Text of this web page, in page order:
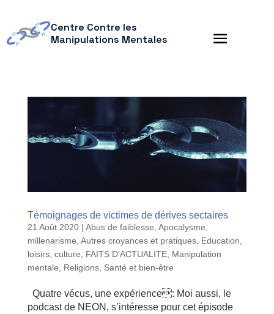
Centre Contre les
Manipulations Mentales
Témoignages de victimes de dérives sectaires
21 Août 2020| Abus de faiblesse Apocalysme,
millenarisme Autres croyances et pratiques, Education,
loisirs, culture
FAITS D'ACTUALITE, Manipulation
mentale
Religions, Santé et bien-être
Quatre vécus, une expérience: Moi aussi, le
podcast de NEON, s’intéresse pour cet épisode